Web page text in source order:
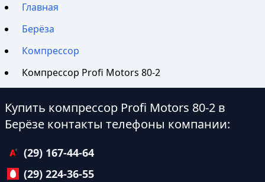
Главная
Берёза
Компрессор
Компрессор Profi Motors 80-2
Купить компрессор Profi Motors 80-2 в
Берёзе контакты телефоны компании:
(29) 167-44-64
(29) 224-36-55